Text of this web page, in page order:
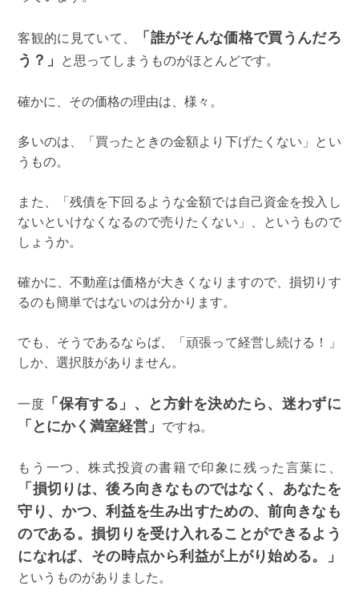
客観的に見ていて、
「誰がそんな価格で買うんだろ
う？」
と思ってしまうものがほとんどです。
確かに、その価格の理由は、様々。
多いのは、「買ったときの金額より下げたくない」とい
うもの。
また、「残債を下回るような金額では自己資金を投入し
ないといけなくなるので売りたくない」、というもので
しょうか。
確かに、不動産は価格が大きくなりますので、損切りす
るのも簡単ではないのは分かります。
でも、そうであるならば、「頑張って経営し続ける！」
しか、選択肢がありません。
一度 「保有する」、と方針を決めたら、迷わずに
「とにかく満室経営」 ですね。
もう一つ、株式投資の書籍で印象に残った言葉に、
「損切りは、後ろ向きなものではなく、あなたを
守り、かつ、利益を生み出すための、前向きなも
のである。損切りを受け入れることができるよう
になれば、その時点から利益が上がり始める。」
というものがありました。